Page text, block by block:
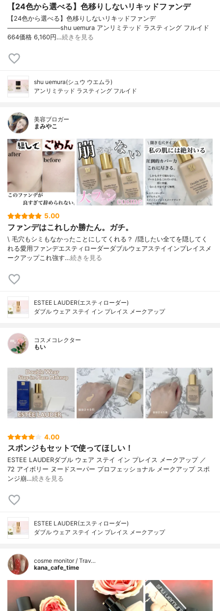
【24色から選べる】色移りしないリキッドファンデ
【24色から選べる】色移りしないリキッドファンデ
────────────shu uemura アンリミテッド ラスティング フルイド
664価格 6,160円…続きを見る
shu uemura(シュウ ウエムラ)
アンリミテッド ラスティング フルイド
美容ブロガー
まみやこ
5.00
ファンデはこれしか勝たん。ガチ。
\ 毛穴もシミもなかったことにしてくれる？ /⁡⁡隠したい全てを隠してく
れる愛用ファンデ⁡エスティローダーダブルウェアステイインプレイスメ
ークアップ⁡⁡これ強す…続きを見る
ESTEE LAUDER(エスティローダー)
ダブル ウェア ステイ イン プレイス メークアップ
コスメコレクター
もい
4.00
スポンジもセットで使ってほしい！
ESTEE LAUDERダブル ウェア ステイ イン プレイス メークアップ ／
72 アイボリー ヌードスーパー プロフェッショナル メークアップ スポ
ンジ崩…続きを見る
ESTEE LAUDER(エスティローダー)
ダブル ウェア ステイ イン プレイス メークアップ
cosme monitor / Trav…
kana_cafe_time